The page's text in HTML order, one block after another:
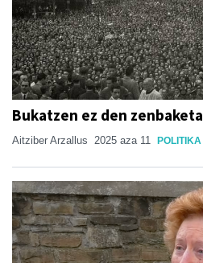
Bukatzen ez den zenbaketa
Aitziber Arzallus 2025 aza 11 POLITIKA